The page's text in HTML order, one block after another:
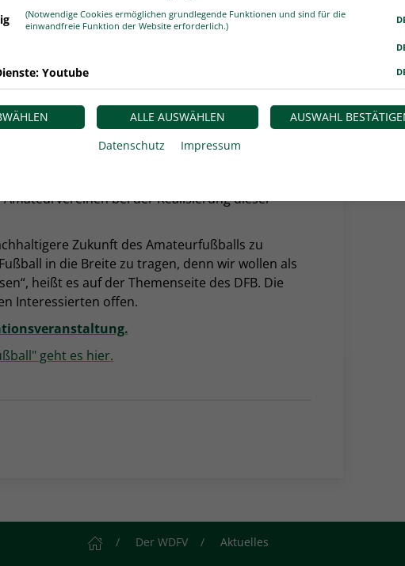
auf dem Weg zur klimafreundlichen
wird über die Nationale Klimaschutzinitiative
rund zwei Millionen Euro gefördert.
Informationsveranstaltung am
im Oktober angekündigt, stellt der
einen Überblick zum Projekt „NKI: Klimaschutz
UEFA EURO 2024“.
für die Umsetzung von kleinen bis großen
Kategorien und Checklisten sowie ein Tool
bei der Realisierung dieser
Zukunft des Amateurfußballs zu
in die Breite zu tragen, denn wir wollen als
heißt es auf der Themenseite des DFB. Die
Interessierten offen.
geht es hier.
StartseiteDer WDFV Aktuelles
(Notwendige Cookies ermöglichen grundlegende Funktionen und sind für die
einwandfreie Funktion der Website erforderlich.)
Youtube
ALLE AUSWÄHLEN
AUSWAHL
Datenschutz
Impressum